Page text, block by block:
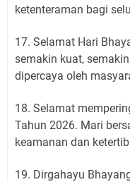
ketenteraman bagi
17. Selamat Hari
semakin kuat,
dipercaya oleh
18. Selamat
Tahun 2026. Mari
keamanan dan
19. Dirgahayu